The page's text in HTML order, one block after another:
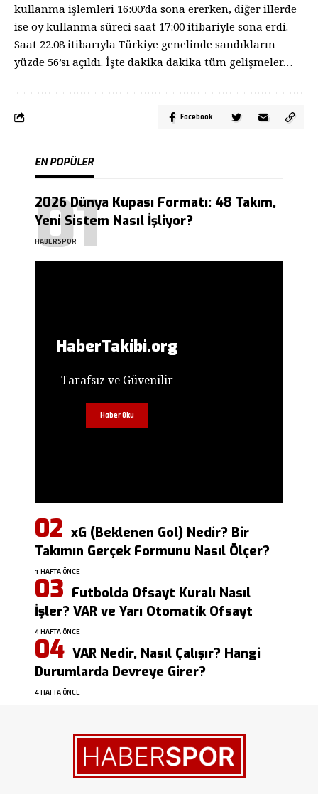
kullanma işlemleri 16:00’da sona ererken, diğer illerde
ise oy kullanma süreci saat 17:00 itibariyle sona erdi.
Saat 22.08 itibarıyla Türkiye genelinde sandıkların
yüzde 56’sı açıldı. İşte dakika dakika tüm gelişmeler…
Facebook
EN POPÜLER
2026 Dünya Kupası Formatı: 48 Takım,
Yeni Sistem Nasıl İşliyor?
HABERSPOR
HaberTakibi.org
Tarafsız ve Güvenilir
Haber Oku
xG (Beklenen Gol) Nedir? Bir
Takımın Gerçek Formunu Nasıl Ölçer?
1 HAFTA ÖNCE
Futbolda Ofsayt Kuralı Nasıl
İşler? VAR ve Yarı Otomatik Ofsayt
4 HAFTA ÖNCE
VAR Nedir, Nasıl Çalışır? Hangi
Durumlarda Devreye Girer?
4 HAFTA ÖNCE